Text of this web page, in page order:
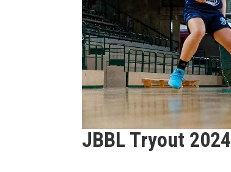
JBBL Tryout 2024